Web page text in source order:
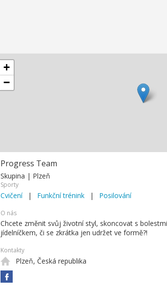
+
−
Progress Team
Skupina | Plzeň
Sporty
Cvičení | Funkční trénink | Posilování
O nás
Chcete změnit svůj životní styl, skoncovat s
jídelníčkem, či se zkrátka jen udržet ve formě?!
Kontakty
Plzeň, Česká republika